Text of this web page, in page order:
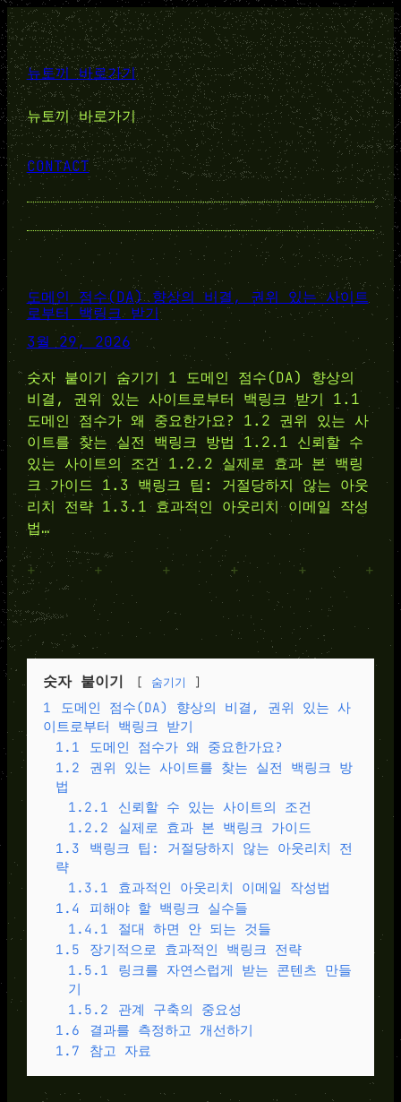
뉴토끼 바로가기
뉴토끼 바로가기
CONTACT
도메인 점수(DA) 향상의 비결, 권위 있는 사이트
로부터 백링크 받기
3월 29, 2026
숫자 붙이기 숨기기 1 도메인 점수(DA) 향상의
비결, 권위 있는 사이트로부터 백링크 받기 1.1
도메인 점수가 왜 중요한가요? 1.2 권위 있는 사
이트를 찾는 실전 백링크 방법 1.2.1 신뢰할 수
있는 사이트의 조건 1.2.2 실제로 효과 본 백링
크 가이드 1.3 백링크 팁: 거절당하지 않는 아웃
리치 전략 1.3.1 효과적인 아웃리치 이메일 작성
법…
+ + + + + +
숫자 붙이기 숨기기
1
도메인 점수(DA) 향상의 비결, 권위 있는 사
이트로부터 백링크 받기
1.1
도메인 점수가 왜 중요한가요?
1.2
권위 있는 사이트를 찾는 실전 백링크 방
법
1.2.1
신뢰할 수 있는 사이트의 조건
1.2.2
실제로 효과 본 백링크 가이드
1.3
백링크 팁: 거절당하지 않는 아웃리치 전
략
1.3.1
효과적인 아웃리치 이메일 작성법
1.4
피해야 할 백링크 실수들
1.4.1
절대 하면 안 되는 것들
1.5
장기적으로 효과적인 백링크 전략
1.5.1
링크를 자연스럽게 받는 콘텐츠 만들
기
1.5.2
관계 구축의 중요성
1.6
결과를 측정하고 개선하기
1.7
참고 자료